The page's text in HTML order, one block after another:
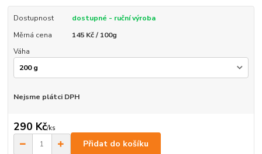
Dostupnost
dostupné - ruční výroba
Měrná cena
145 Kč / 100g
Váha
Nejsme plátci DPH
290 Kč/ks
Přidat do košíku